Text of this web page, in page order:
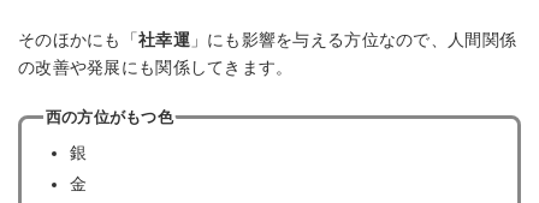
そのほかにも「社幸運」にも影響を与える方位なので、人間関係
の改善や発展にも関係してきます。
西の方位がもつ色
銀
金